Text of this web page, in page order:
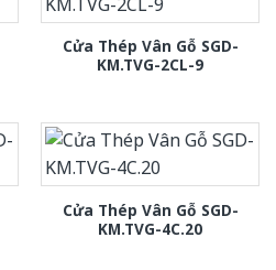
Cửa Thép Vân Gỗ SGD-
KM.TVG-2CL-9
Cửa Thép Vân Gỗ SGD-
KM.TVG-4C.20